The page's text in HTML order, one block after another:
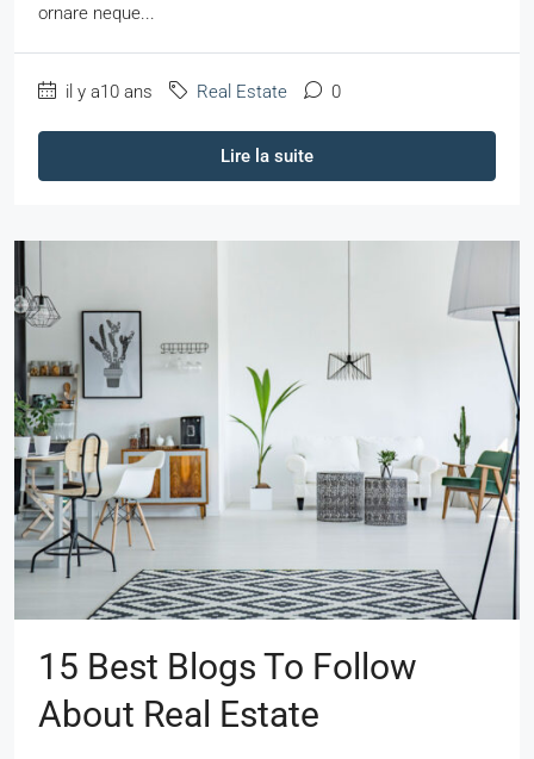
ornare neque...
il y a10 ans Real Estate 0
Lire la suite
15 Best Blogs To Follow
About Real Estate